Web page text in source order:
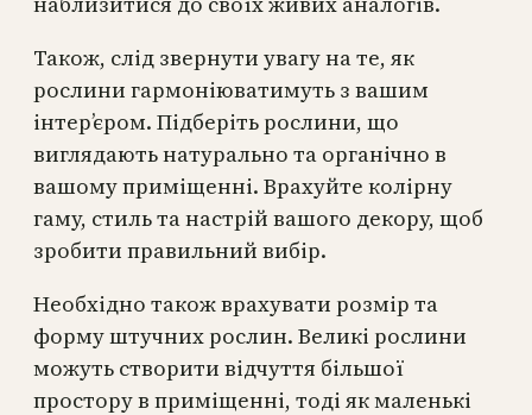
Також, слід звернути увагу на те, як
рослини гармоніюватимуть з вашим
інтер’єром. Підберіть рослини, що
виглядають натурально та органічно в
вашому приміщенні. Врахуйте колірну
гаму, стиль та настрій вашого декору, щоб
зробити правильний вибір.
Необхідно також врахувати розмір та
форму штучних рослин. Великі рослини
можуть створити відчуття більшої
простору в приміщенні, тоді як маленькі